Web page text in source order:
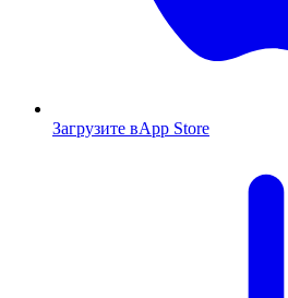
Загрузите вApp Store